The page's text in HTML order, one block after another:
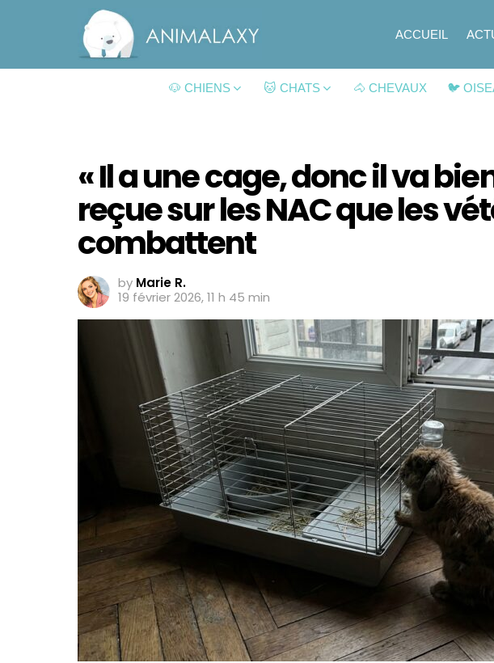
ACCUEIL
🐶 CHIENS 🐱 CHATS 🐴 CHEVAUX 🐦
« Il a une cage, donc il va
reçue sur les NAC que les
combattent
by Marie R.
19 février 2026, 11 h 45 min